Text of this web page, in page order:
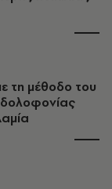
τη μέθοδο του